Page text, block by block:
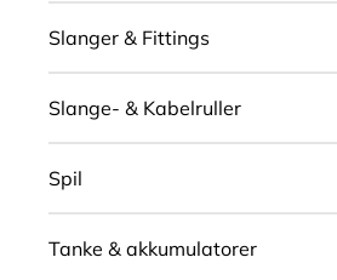
Slanger & Fittings
Slange- & Kabelruller
Spil
Tanke & akkumulatorer